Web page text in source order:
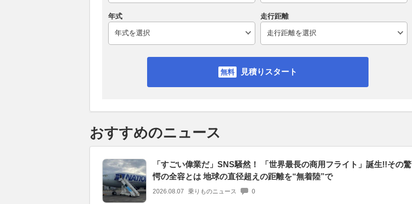
年式 走行距離
見積りスタート
おすすめのニュース
「すごい偉業だ」SNS騒然！ 「世界最長の商用フライト」誕生!!その驚
愕の全容とは 地球の直径超えの距離を“無着陸”で
2026.08.07 乗りものニュース 0